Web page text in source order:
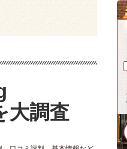
大調査